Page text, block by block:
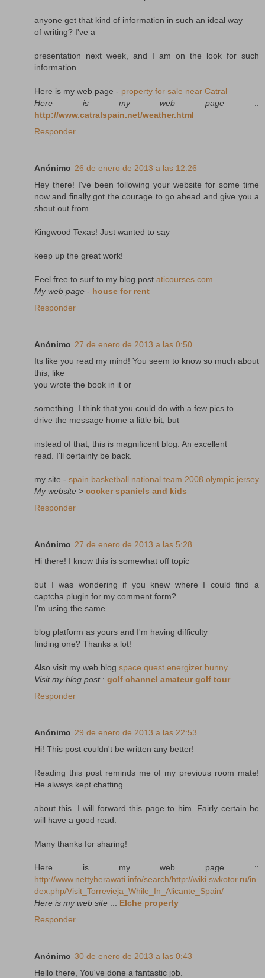
anyone get that kind of information in such an ideal way
of writing? I've a
presentation next week, and I am on the look for such
information.
Here is my web page - property for sale near Catral
Here is my web page ::
http://www.catralspain.net/weather.html
Responder
Anónimo 26 de enero de 2013 a las 12:26
Hey there! I've been following your website for some time
now and finally got the courage to go ahead and give you a
shout out from
Kingwood Texas! Just wanted to say
keep up the great work!
Feel free to surf to my blog post aticourses.com
My web page - house for rent
Responder
Anónimo 27 de enero de 2013 a las 0:50
Its like you read my mind! You seem to know so much about
this, like
you wrote the book in it or
something. I think that you could do with a few pics to
drive the message home a little bit, but
instead of that, this is magnificent blog. An excellent
read. I'll certainly be back.
my site - spain basketball national team 2008 olympic jersey
My website > cocker spaniels and kids
Responder
Anónimo 27 de enero de 2013 a las 5:28
Hi there! I know this is somewhat off topic
but I was wondering if you knew where I could find a
captcha plugin for my comment form?
I'm using the same
blog platform as yours and I'm having difficulty
finding one? Thanks a lot!
Also visit my web blog space quest energizer bunny
Visit my blog post: golf channel amateur golf tour
Responder
Anónimo 29 de enero de 2013 a las 22:53
Hi! This post couldn't be written any better!
Reading this post reminds me of my previous room mate!
He always kept chatting
about this. I will forward this page to him. Fairly certain he
will have a good read.
Many thanks for sharing!
Here is my web page ::
http://www.nettyherawati.info/search/http://wiki.swkotor.ru/in
dex.php/Visit_Torrevieja_While_In_Alicante_Spain/
Here is my web site
Elche property
Responder
Anónimo 30 de enero de 2013 a las 0:43
Hello there, You've done a fantastic job.